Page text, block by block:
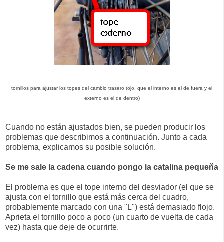
tornillos para ajustar los topes del cambio trasero (ojo, que el interno es el de fuera y el
externo es el de dentro)
Cuando no están ajustados bien, se pueden producir los
problemas que describimos a continuación. Junto a cada
problema, explicamos su posible solución.
Se me sale la cadena cuando pongo la catalina pequeña
El problema es que el tope interno del desviador (el que se
ajusta con el tornillo que está más cerca del cuadro,
probablemente marcado con una "L") está demasiado flojo.
Aprieta el tornillo poco a poco (un cuarto de vuelta de cada
vez) hasta que deje de ocurrirte.